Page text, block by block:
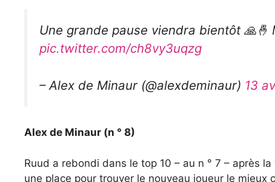
Une grande pause viendra bientôt
pic.twitter.com/ch8vy3uqzg
– Alex de Minaur (@alexdeminaur) 13
Alex de Minaur (n ° 8)
Ruud a rebondi dans le top 10 – au n ° 7 – après
une place pour trouver le nouveau joueur le